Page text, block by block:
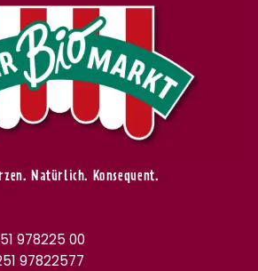
Natürlich. Konsequent.
978225 00
97822577